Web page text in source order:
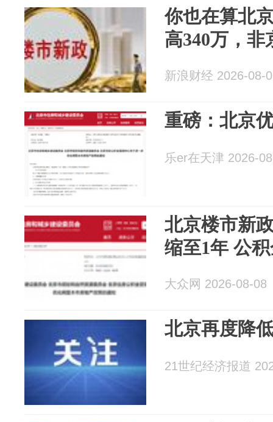
你也在算北
高340万，非
新浪财经 2026-08-
重磅：北京
乐er在天津 2026-
北京楼市新
缩至1年 公
大众网 2026-08-08
北京再度降
21世纪经济报道